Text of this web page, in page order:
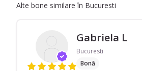
Alte bone similare în Bucuresti
Gabriela L
Bucuresti
Bonă